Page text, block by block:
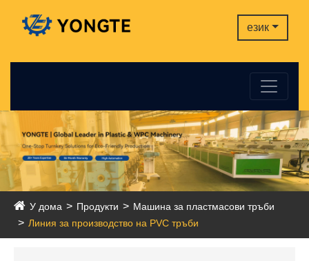
език
У дома Продукти
Машина за пластмасови тръби
Линия за производство на PVC тръби